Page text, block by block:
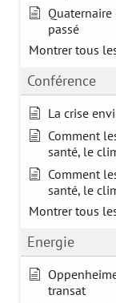
passé
Montrer tous
Conférence
La crise
Comment
santé, le
Comment
santé, le
Montrer tous
Energie
transat